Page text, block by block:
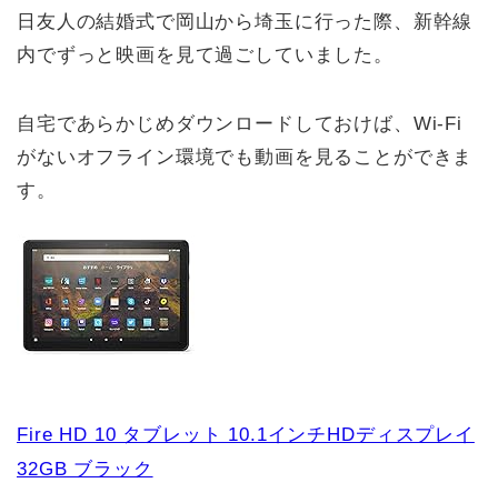
日友人の結婚式で岡山から埼玉に行った際、新幹線
内でずっと映画を見て過ごしていました。
自宅であらかじめダウンロードしておけば、Wi-Fi
がないオフライン環境でも動画を見ることができま
す。
Fire HD 10 タブレット 10.1インチHDディスプレイ
32GB ブラック